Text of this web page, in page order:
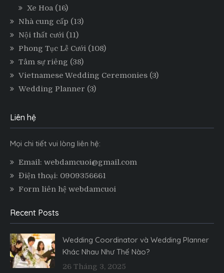
Xe Hoa (16)
Nhà cung cấp (13)
Nội thất cưới (11)
Phong Tục Lễ Cưới (108)
Tâm sự riêng (38)
Vietnamese Wedding Ceremonies (3)
Wedding Planner (3)
Liên hệ
Mọi chi tiết vui lòng liên hệ:
Email: webdamcuoi@gmail.com
Điện thoại: 0909356661
Form liên hệ webdamcuoi
Recent Posts
Wedding Coordinator và Wedding Planner
Khác Nhau Như Thế Nào?
26 Tháng 3, 2025